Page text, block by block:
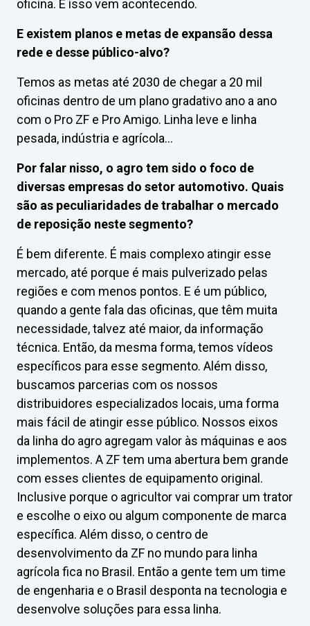
oficina. E isso vem acontecendo.
E existem planos e metas de expansão dessa
rede e desse público-alvo?
Temos as metas até 2030 de chegar a 20 mil
oficinas dentro de um plano gradativo ano a ano
com o Pro ZF e Pro Amigo. Linha leve e linha
pesada, indústria e agrícola…
Por falar nisso, o agro tem sido o foco de
diversas empresas do setor automotivo. Quais
são as peculiaridades de trabalhar o mercado
de reposição neste segmento?
É bem diferente. É mais complexo atingir esse
mercado, até porque é mais pulverizado pelas
regiões e com menos pontos. E é um público,
quando a gente fala das oficinas, que têm muita
necessidade, talvez até maior, da informação
técnica. Então, da mesma forma, temos vídeos
específicos para esse segmento. Além disso,
buscamos parcerias com os nossos
distribuidores especializados locais, uma forma
mais fácil de atingir esse público. Nossos eixos
da linha do agro agregam valor às máquinas e aos
implementos. A ZF tem uma abertura bem grande
com esses clientes de equipamento original.
Inclusive porque o agricultor vai comprar um trator
e escolhe o eixo ou algum componente de marca
específica. Além disso, o centro de
desenvolvimento da ZF no mundo para linha
agrícola fica no Brasil. Então a gente tem um time
de engenharia e o Brasil desponta na tecnologia e
desenvolve soluções para essa linha.